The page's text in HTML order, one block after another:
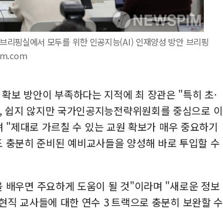
핑실에서 모두를 위한 인공지능(AI) 인재양성 방안 브리핑
보 방안이 부족하다는 지적에 최 장관은 "특히 초·
지 않지만 국가인공지능전략위원회를 중심으로 이
제대로 가르칠 수 있는 교원 확보가 매우 중요하기
분히 준비된 예비교사들을 양성해 바로 투입할 수
우면 주요하게 도움이 될 것"이라며 "새로운 정보
교사들에 대한 연수 3 트랙으로 충분히 보완할 수